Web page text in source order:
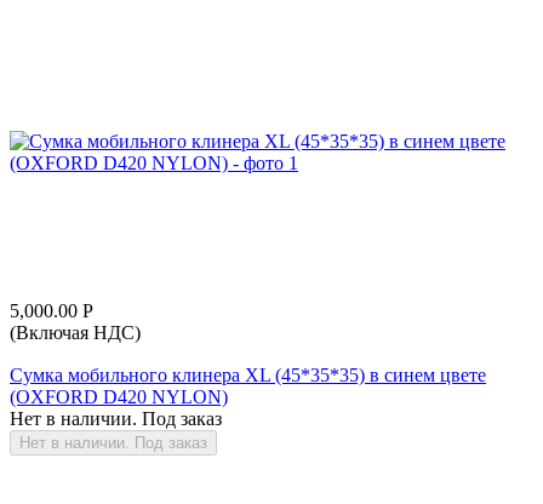
5,000.00 Р
(Включая НДС)
Сумка мобильного клинера XL (45*35*35) в синем цвете
(OXFORD D420 NYLON)
Нет в наличии. Под заказ
Нет в наличии. Под заказ